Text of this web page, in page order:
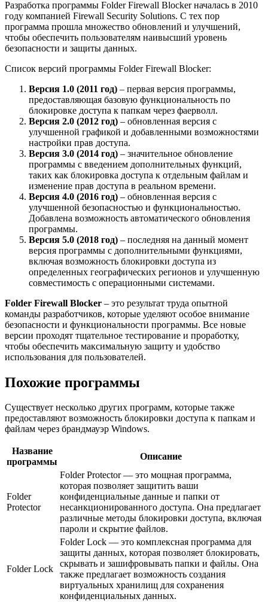
Разработка программы Folder Firewall Blocker началась в 2010
году компанией Firewall Security Solutions. С тех пор
программа прошла множество обновлений и улучшений,
чтобы обеспечить пользователям наивысший уровень
безопасности и защиты данных.
Список версий программы Folder Firewall Blocker:
Версия 1.0 (2011 год) – первая версия программы,
предоставляющая базовую функциональность по
блокировке доступа к папкам через фаерволл.
Версия 2.0 (2012 год) – обновленная версия с
улучшенной графикой и добавленными возможностями
настройки прав доступа.
Версия 3.0 (2014 год) – значительное обновление
программы с введением дополнительных функций,
таких как блокировка доступа к отдельным файлам и
изменение прав доступа в реальном времени.
Версия 4.0 (2016 год) – обновленная версия с
улучшенной безопасностью и функциональностью.
Добавлена возможность автоматического обновления
программы.
Версия 5.0 (2018 год) – последняя на данный момент
версия программы с дополнительными функциями,
включая возможность блокировки доступа из
определенных географических регионов и улучшенную
совместимость с операционными системами.
Folder Firewall Blocker – это результат труда опытной
команды разработчиков, которые уделяют особое внимание
безопасности и функциональности программы. Все новые
версии проходят тщательное тестирование и проработку,
чтобы обеспечить максимальную защиту и удобство
использования для пользователей.
Похожие программы
Существует несколько других программ, которые также
предоставляют возможность блокировки доступа к папкам и
файлам через брандмауэр Windows.
Название
программы
Описание
Folder
Protector
Folder Protector — это мощная программа,
которая позволяет защитить ваши
конфиденциальные данные и папки от
несанкционированного доступа. Она предлагает
различные методы блокировки доступа, включая
пароли и скрытие файлов.
Folder Lock
Folder Lock — это комплексная программа для
защиты данных, которая позволяет блокировать,
скрывать и зашифровывать папки и файлы. Она
также предлагает возможность создания
виртуальных хранилищ для сохранения
конфиденциальных данных.